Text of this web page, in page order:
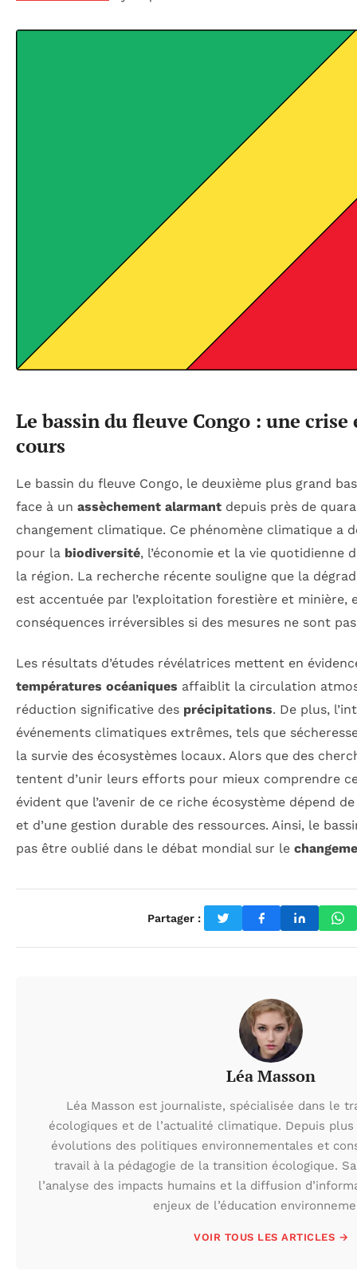
Le bassin du fleuve Congo : une
cours
Le bassin du fleuve Congo, le deuxième plus grand
face à un assèchement alarmant depuis près de
changement climatique. Ce phénomène climatique a
pour la biodiversité, l’économie et la vie quotidienne
la région. La recherche récente souligne que la
est accentuée par l’exploitation forestière et minière,
conséquences irréversibles si des mesures ne sont
Les résultats d’études révélatrices mettent en
températures océaniques affaiblit la circulation
réduction significative des précipitations. De plus,
événements climatiques extrêmes, tels que
la survie des écosystèmes locaux. Alors que des
tentent d’unir leurs efforts pour mieux comprendre
évident que l’avenir de ce riche écosystème dépend
et d’une gestion durable des ressources. Ainsi, le
pas être oublié dans le débat mondial sur le
Partager :
Léa Masson
Léa Masson est journaliste, spécialisée dans le
écologiques et de l’actualité climatique. Depuis
évolutions des politiques environnementales et
travail à la pédagogie de la transition écologique.
l’analyse des impacts humains et la diffusion
enjeux de l’éducation
VOIR TOUS LES ARTICLES →